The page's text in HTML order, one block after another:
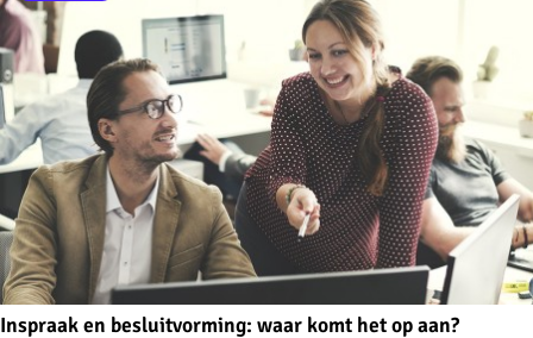
Inspraak en besluitvorming: waar komt het op aan?